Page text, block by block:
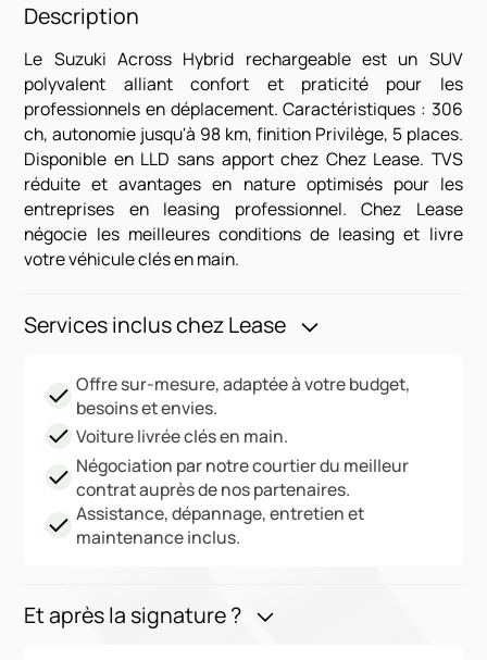
Description
Le Suzuki Across Hybrid rechargeable est un SUV
polyvalent alliant confort et praticité pour les
professionnels en déplacement. Caractéristiques : 306
ch, autonomie jusqu'à 98 km, finition Privilège, 5 places.
Disponible en LLD sans apport chez Chez Lease. TVS
réduite et avantages en nature optimisés pour les
entreprises en leasing professionnel. Chez Lease
négocie les meilleures conditions de leasing et livre
votre véhicule clés en main.
Services inclus chez Lease
Offre sur-mesure, adaptée à votre budget,
besoins et envies.
Voiture livrée clés en main.
Négociation par notre courtier du meilleur
contrat auprès de nos partenaires.
Assistance, dépannage, entretien et
maintenance inclus.
Et après la signature ?